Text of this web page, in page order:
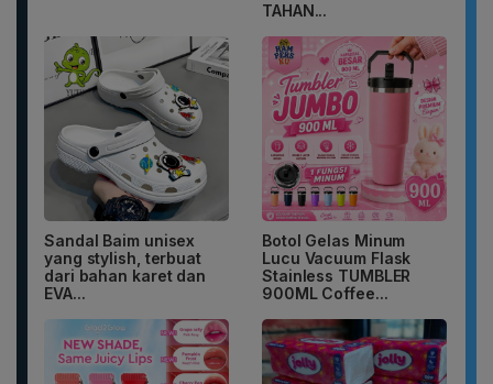
TAHAN...
Sandal Baim unisex
yang stylish, terbuat
dari bahan karet dan
EVA...
Botol Gelas Minum
Lucu Vacuum Flask
Stainless TUMBLER
900ML Coffee...